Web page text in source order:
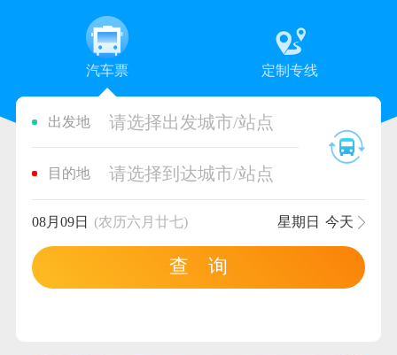
汽车票 定制专线
出发地 请选择出发城市/站点
目的地 请选择到达城市/站点
08月09日 (农历六月廿七) 星期日 今天
查 询